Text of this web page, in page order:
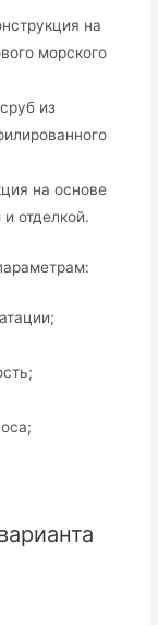
на
морского
из
на основе
отделкой.